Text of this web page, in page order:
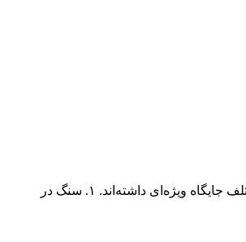
سنگ‌ها از دیرباز نقشی اساسی در زندگی بشر ایفا کرده‌اند و به‌عنوان یکی از عناصر بنیادین طبیعت، در فرهنگ‌ها، هنرها، معماری و حتی باورهای معنوی جوامع مختلف جایگاه ویژه‌ای داشته‌اند. ۱. سنگ در